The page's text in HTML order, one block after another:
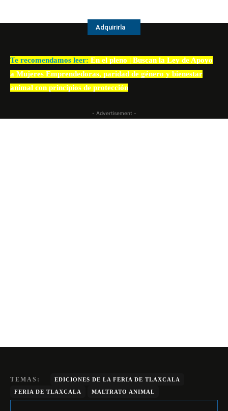
Adquirirla
Te recomendamos leer: En el pleno | Buscan la Ley de Apoyo
a Mujeres Emprendedoras, paridad de género y bienestar
animal con principios de protección
- Advertisement -
TEMAS:
EDICIONES DE LA FERIA DE TLAXCALA
FERIA DE TLAXCALA
MALTRATO ANIMAL